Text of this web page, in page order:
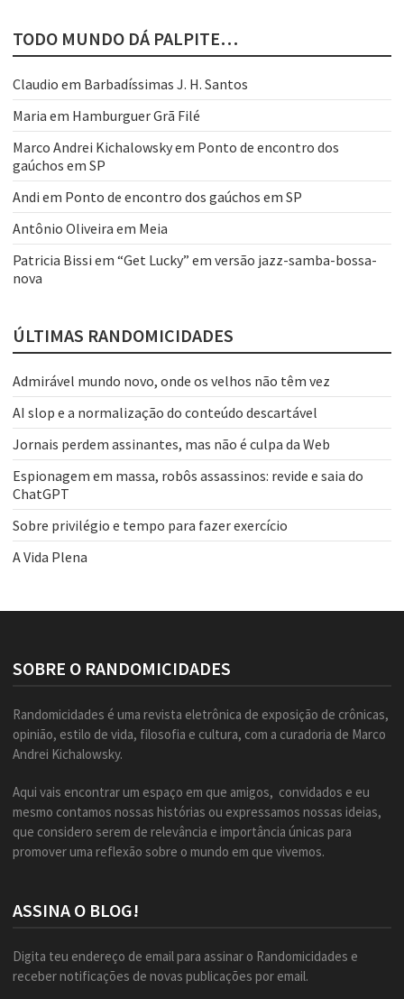
TODO MUNDO DÁ PALPITE…
Claudio em Barbadíssimas J. H. Santos
Maria em Hamburguer Grã Filé
Marco Andrei Kichalowskyem Ponto de encontro dos
gaúchos em SP
Andi em Ponto de encontro dos gaúchos em SP
Antônio Oliveira em Meia
Patricia Bissi em “Get Lucky” em versão jazz-samba-bossa-
nova
ÚLTIMAS RANDOMICIDADES
Admirável mundo novo, onde os velhos não têm vez
AI slop e a normalização do conteúdo descartável
Jornais perdem assinantes, mas não é culpa da Web
Espionagem em massa, robôs assassinos: revide e saia do
ChatGPT
Sobre privilégio e tempo para fazer exercício
A Vida Plena
SOBRE O RANDOMICIDADES
Randomicidades é uma revista eletrônica de exposição de crônicas,
opinião, estilo de vida, filosofia e cultura, com a curadoria de Marco
Andrei Kichalowsky.
Aqui vais encontrar um espaço em que amigos, convidados e eu
mesmo contamos nossas histórias ou expressamos nossas ideias,
que considero serem de relevância e importância únicas para
promover uma reflexão sobre o mundo em que vivemos.
ASSINA O BLOG!
Digita teu endereço de email para assinar o Randomicidades e
receber notificações de novas publicações por email.